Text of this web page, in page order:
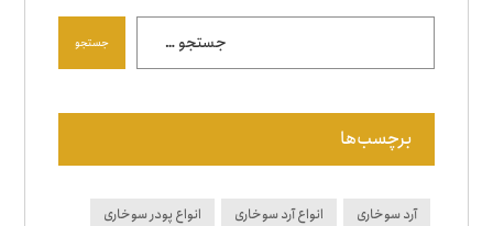
جستجو
برچسب‌ها
آرد سوخاری انواع آرد سوخاری انواع پودر سوخاری